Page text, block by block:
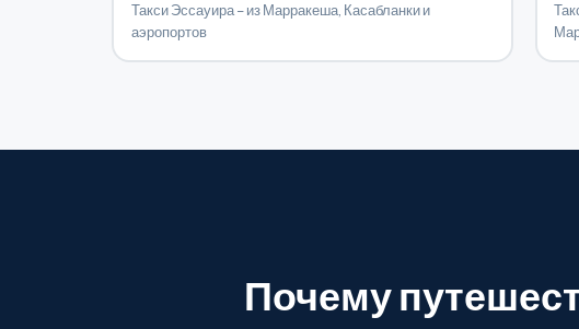
Такси Эссауира – из Марракеша, Касабланки и
аэропортов
Почему